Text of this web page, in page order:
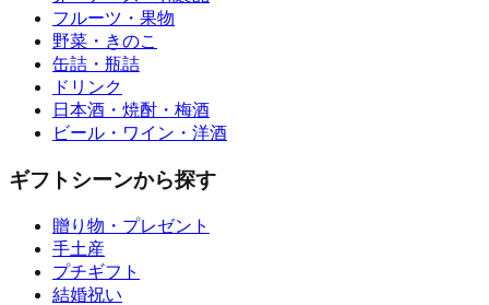
フルーツ・果物
野菜・きのこ
缶詰・瓶詰
ドリンク
日本酒・焼酎・梅酒
ビール・ワイン・洋酒
ギフトシーンから探す
贈り物・プレゼント
手土産
プチギフト
結婚祝い